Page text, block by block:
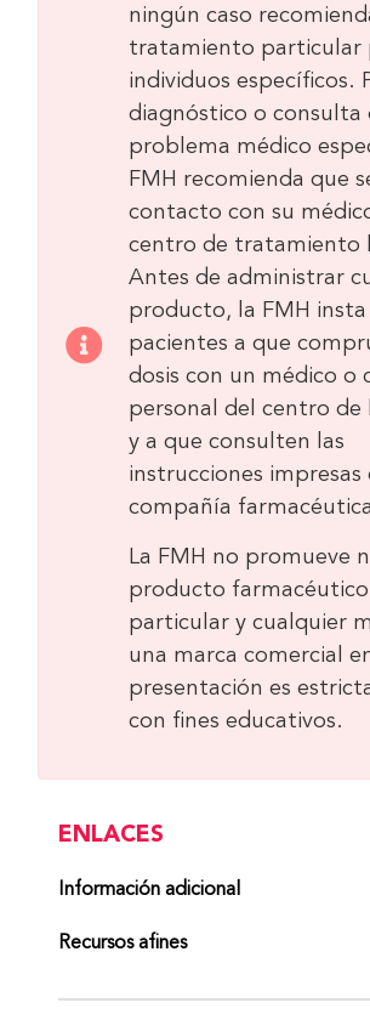
ENLACES
Información adicional
Recursos afines
ningún caso
tratamiento particular
individuos específicos.
diagnóstico o consulta
problema médico
FMH recomienda que
contacto con su
centro de tratamiento
Antes de administrar
producto, la FMH insta
pacientes a que
dosis con un médico o
personal del centro de
y a que consulten las
instrucciones impresas
compañía
La FMH no promueve
producto farmacéutico
particular y cualquier
una marca comercial
presentación es
con fines educativos.